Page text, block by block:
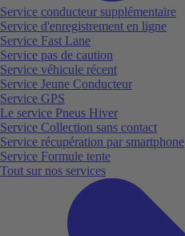
Service conducteur supplémentaire
Service d'enregistrement en ligne
Service Fast Lane
Service pas de caution
Service véhicule récent
Service Jeune Conducteur
Service GPS
Le service Pneus Hiver
Service Collection sans contact
Service récupération par smartphone
Service Formule tente
Tout sur nos services